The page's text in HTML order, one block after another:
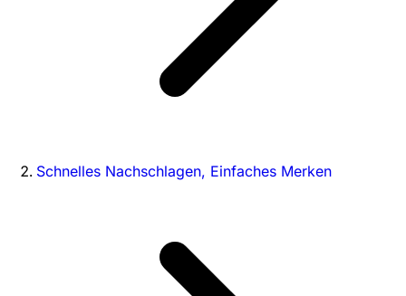
Schnelles Nachschlagen, Einfaches Merken